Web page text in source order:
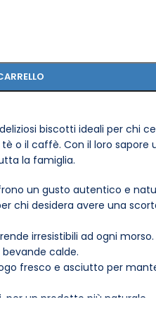
biscotti ideali per chi
o il caffè. Con il loro sapore
la famiglia.
un gusto autentico e
chi desidera avere una
irresistibili ad ogni morso.
calde.
fresco e asciutto per
per un prodotto più naturale.